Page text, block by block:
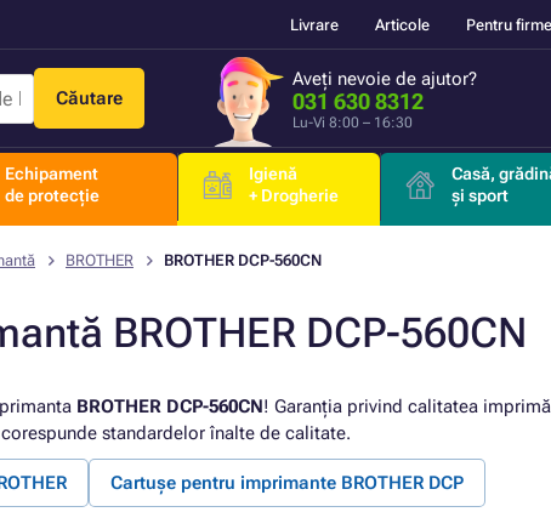
Livrare Articole Pentru firme
Căutare
Aveți nevoie de ajutor?
031 630 8312
Lu-Vi 8:00 – 16:30
Echipament
de protecție
Igienă
+ Drogherie
Casă,
și sport
BROTHER BROTHER DCP-560CN
BROTHER DCP-560CN
BROTHER DCP-560CN! Garanția privind calitatea
standardelor înalte de calitate.
Cartușe pentru imprimante BROTHER DCP